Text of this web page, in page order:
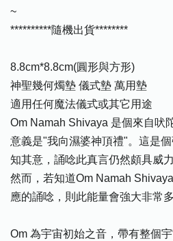
~
**********隨機出貨********
8.8cm*8.8cm(圓形與方形)
神聖幾何燭墊 儀式墊 萬用墊
適用任何魔法儀式或其它用途
Om Namah Shivaya 是個來自吠
意義是"我向濕婆神頂禮"。這是
知其意，誦唸此真言仍然頗具威力
然而，若知道Om Namah
應的誦唸，則此能量會強大非常多
Om 為宇宙初始之音，帶有整個